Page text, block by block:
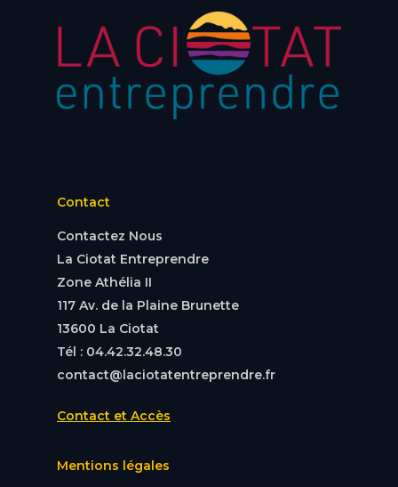
Contact
Contactez Nous
La Ciotat Entreprendre
Zone Athélia II
117 Av. de la Plaine Brunette
13600 La Ciotat
Tél : 04.42.32.48.30
contact@laciotatentreprendre.fr
Contact et Accès
Mentions légales